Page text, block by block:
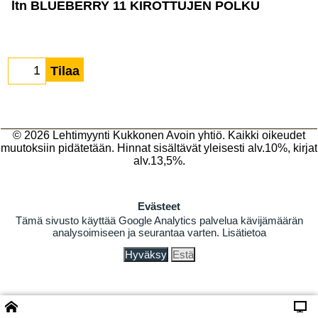
ltn BLUEBERRY 11 KIROTTUJEN POLKU
Tilaa
© 2026 Lehtimyynti Kukkonen Avoin yhtiö. Kaikki oikeudet
muutoksiin pidätetään. Hinnat sisältävät yleisesti alv.10%, kirjat
alv.13,5%.
Evästeet
Tämä sivusto käyttää Google Analytics palvelua kävijämäärän
analysoimiseen ja seurantaa varten. Lisätietoa
Hyväksy Estä